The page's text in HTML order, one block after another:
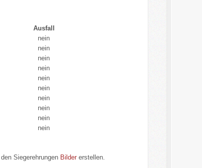
Ausfall
nein
nein
nein
nein
nein
nein
nein
nein
nein
nein
Siegerehrungen Bilder erstellen.